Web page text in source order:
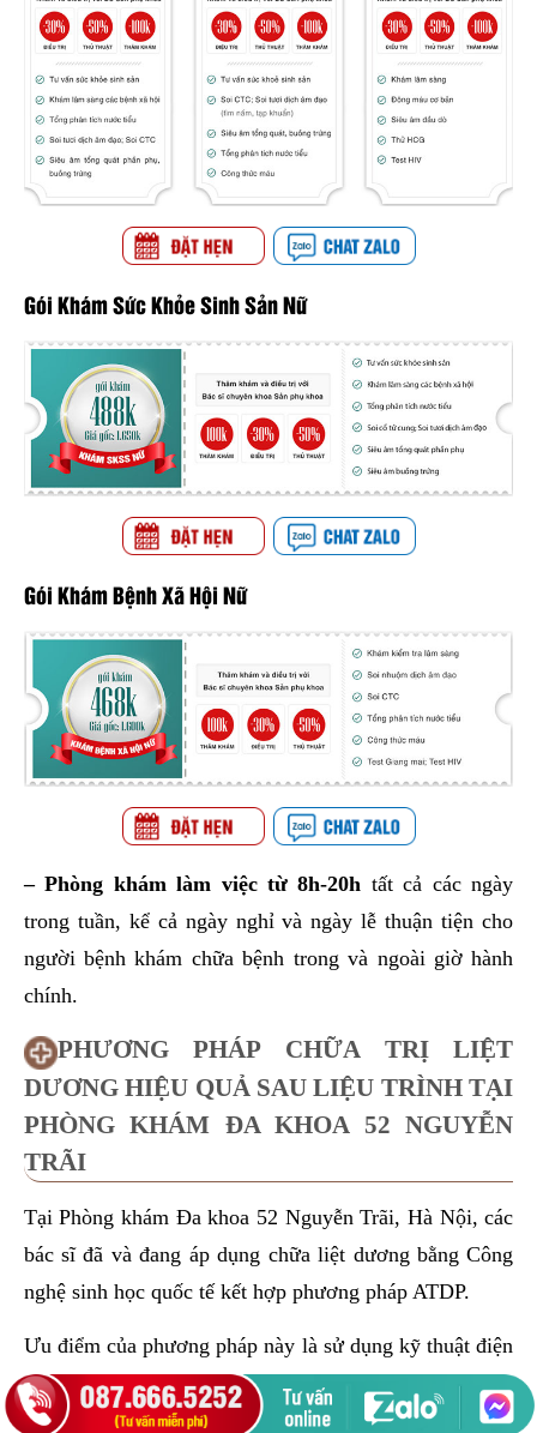
Gói Khám Sức Khỏe Sinh Sản Nữ
Gói Khám Bệnh Xã Hội Nữ
– Phòng khám làm việc từ 8h-20h tất cả các ngày
trong tuần, kể cả ngày nghỉ và ngày lễ thuận tiện cho
người bệnh khám chữa bệnh trong và ngoài giờ hành
chính.
PHƯƠNG PHÁP CHỮA TRỊ LIỆT
DƯƠNG HIỆU QUẢ SAU LIỆU TRÌNH TẠI
PHÒNG KHÁM ĐA KHOA 52 NGUYỄN
TRÃI
Tại Phòng khám Đa khoa 52 Nguyễn Trãi, Hà Nội, các
bác sĩ đã và đang áp dụng chữa liệt dương bằng Công
nghệ sinh học quốc tế kết hợp phương pháp ATDP.
Ưu điểm của phương pháp này là sử dụng kỹ thuật điện
tử sinh học WLJY để xác định chính xác nguyên nhân
gây liệt dương, từ đó điều trị bệnh một cách toàn diện